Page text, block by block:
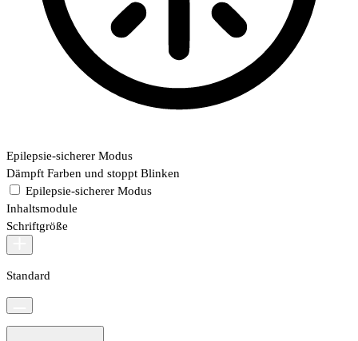
Epilepsie-sicherer Modus
Dämpft Farben und stoppt Blinken
Epilepsie-sicherer Modus
Inhaltsmodule
Schriftgröße
Standard